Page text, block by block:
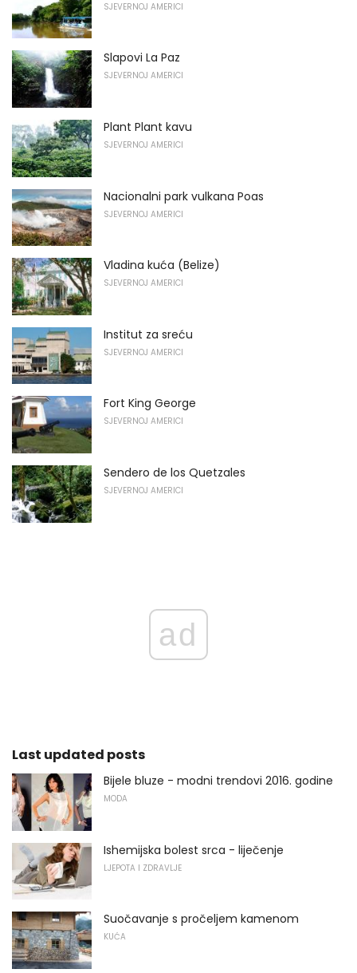
SJEVERNOJ AMERICI
Slapovi La Paz
SJEVERNOJ AMERICI
Plant Plant kavu
SJEVERNOJ AMERICI
Nacionalni park vulkana Poas
SJEVERNOJ AMERICI
Vladina kuća (Belize)
SJEVERNOJ AMERICI
Institut za sreću
SJEVERNOJ AMERICI
Fort King George
SJEVERNOJ AMERICI
Sendero de los Quetzales
SJEVERNOJ AMERICI
ad
Last updated posts
Bijele bluze - modni trendovi 2016. godine
MODA
Ishemijska bolest srca - liječenje
LJEPOTA I ZDRAVLJE
Suočavanje s pročeljem kamenom
KUĆA